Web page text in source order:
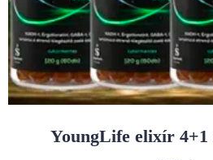
YoungLife elixír 4+1